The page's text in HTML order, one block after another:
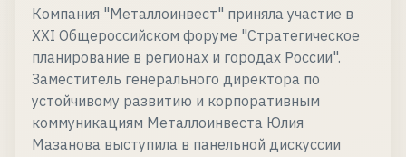
Компания "Металлоинвест" приняла участие в
XXI Общероссийском форуме "Стратегическое
планирование в регионах и городах России".
Заместитель генерального директора по
устойчивому развитию и корпоративным
коммуникациям Металлоинвеста Юлия
Мазанова выступила в панельной дискуссии